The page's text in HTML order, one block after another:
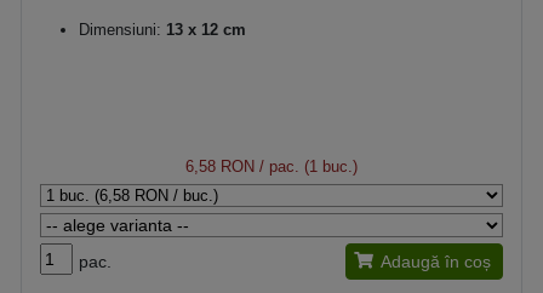
Dimensiuni: 13 x 12 cm
6,58 RON / pac. (1 buc.)
pac. Adaugă în coș